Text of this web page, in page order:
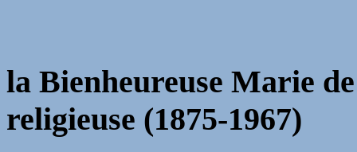
la Bienheureuse Marie
religieuse (1875-1967)